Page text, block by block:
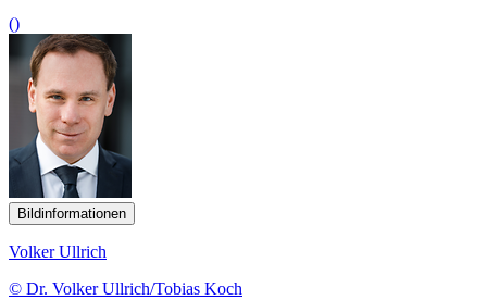
()
Bildinformationen
Volker Ullrich
© Dr. Volker Ullrich/Tobias Koch